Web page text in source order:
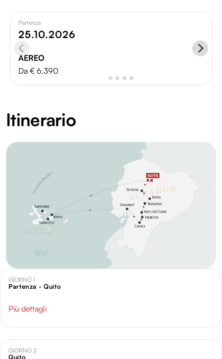
Partenza
25.10.2026
AEREO
Da € 6.390
Itinerario
GIORNO 1
Partenza - Quito
Più dettagli
GIORNO 2
Quito